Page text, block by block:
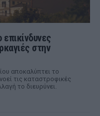
επικίνδυνες
στην
αποκαλύπτει το
τις καταστροφικές
το διευρύνει.